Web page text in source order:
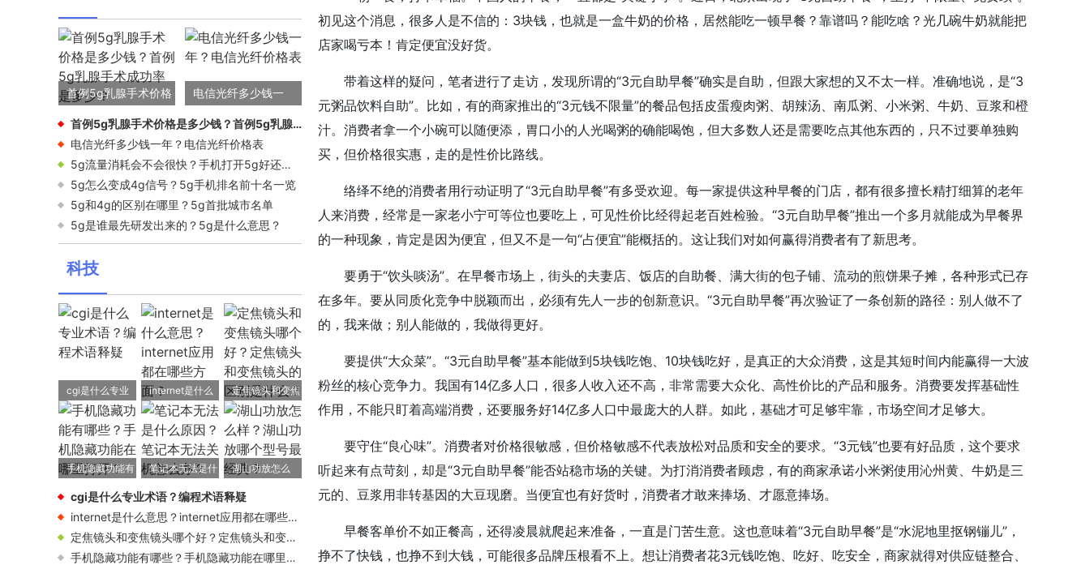
首例5g乳腺手术价格
是多少钱？首例5g乳
腺手术成功率是多
少？
电信光纤多少钱一
年？电信光纤价格表首例5g乳腺手术价格是多少钱？首例5g乳腺手术成功率是多少？
电信光纤多少钱一年？电信光纤价格表
5g流量消耗会不会很快？手机打开5g好还是关闭5G好？
5g怎么变成4g信号？5g手机排名前十名一览
5g和4g的区别在哪里？5g首批城市名单
5g是谁最先研发出来的？5g是什么意思？
科技
cgi是什么专业
术语？编程术语
释疑
internet是什么
意思？internet
应用都在哪些方
面？
定焦镜头和变焦
镜头哪个好？定
焦镜头和变焦镜
头的区别是什
么？
手机隐藏功能有
哪些？手机隐藏
开？
笔记本无法是什
么原因？笔记本
无法关机怎么
办？
湖山功放怎么
样？湖山功放哪
个型号最经典？
cgi是什么专业术语？编程术语释疑
internet是什么意思？internet应用都在哪些方面？
定焦镜头和变焦镜头哪个好？定焦镜头和变焦镜头的区别是什么？
手机隐藏功能有哪些？手机隐藏功能在哪里打开？
初见这个消息，很多人是不信的：3块钱，也就是一盒牛奶的价格，居然能吃一顿早餐？靠谱吗？能吃啥？光几碗牛奶就能把
店家喝亏本！肯定便宜没好货。
带着这样的疑问，笔者进行了走访，发现所谓的“3元自助早餐”确实是自助，但跟大家想的又不太一样。准确地说，是“3
元粥品饮料自助”。比如，有的商家推出的“3元钱不限量”的餐品包括皮蛋瘦肉粥、胡辣汤、南瓜粥、小米粥、牛奶、豆浆和橙
汁。消费者拿一个小碗可以随便添，胃口小的人光喝粥的确能喝饱，但大多数人还是需要吃点其他东西的，只不过要单独购
买，但价格很实惠，走的是性价比路线。
络绎不绝的消费者用行动证明了“3元自助早餐”有多受欢迎。每一家提供这种早餐的门店，都有很多擅长精打细算的老年
人来消费，经常是一家老小宁可等位也要吃上，可见性价比经得起老百姓检验。“3元自助早餐”推出一个多月就能成为早餐界
的一种现象，肯定是因为便宜，但又不是一句“占便宜”能概括的。这让我们对如何赢得消费者有了新思考。
要勇于“饮头啖汤”。在早餐市场上，街头的夫妻店、饭店的自助餐、满大街的包子铺、流动的煎饼果子摊，各种形式已存
在多年。要从同质化竞争中脱颖而出，必须有先人一步的创新意识。“3元自助早餐”再次验证了一条创新的路径：别人做不了
的，我来做；别人能做的，我做得更好。
要提供“大众菜”。“3元自助早餐”基本能做到5块钱吃饱、10块钱吃好，是真正的大众消费，这是其短时间内能赢得一大波
粉丝的核心竞争力。我国有14亿多人口，很多人收入还不高，非常需要大众化、高性价比的产品和服务。消费要发挥基础性
作用，不能只盯着高端消费，还要服务好14亿多人口中最庞大的人群。如此，基础才可足够牢靠，市场空间才足够大。
要守住“良心味”。消费者对价格很敏感，但价格敏感不代表放松对品质和安全的要求。“3元钱”也要有好品质，这个要求
听起来有点苛刻，却是“3元自助早餐”能否站稳市场的关键。为打消消费者顾虑，有的商家承诺小米粥使用沁州黄、牛奶是三
元的、豆浆用非转基因的大豆现磨。当便宜也有好货时，消费者才敢来捧场、才愿意捧场。
早餐客单价不如正餐高，还得凌晨就爬起来准备，一直是门苦生意。这也意味着“3元自助早餐”是“水泥地里抠钢镚儿”，
挣不了快钱，也挣不到大钱，可能很多品牌压根看不上。想让消费者花3元钱吃饱、吃好、吃安全，商家就得对供应链整合、